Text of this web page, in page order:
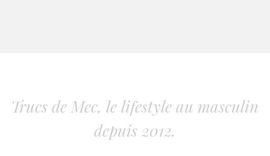
Trucs de Mec, le lifestyle au masculin
depuis 2012.